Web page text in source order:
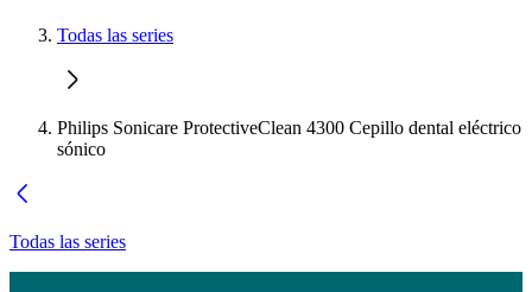
Todas las series
Philips Sonicare ProtectiveClean 4300 Cepillo dental eléctrico
sónico
Todas las series